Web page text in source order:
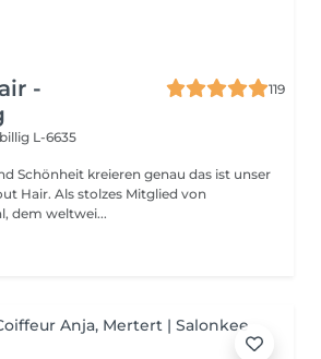
-
119
L-6635
kreieren genau das ist unser
Hair. Als stolzes Mitglied von
dem weltwei...